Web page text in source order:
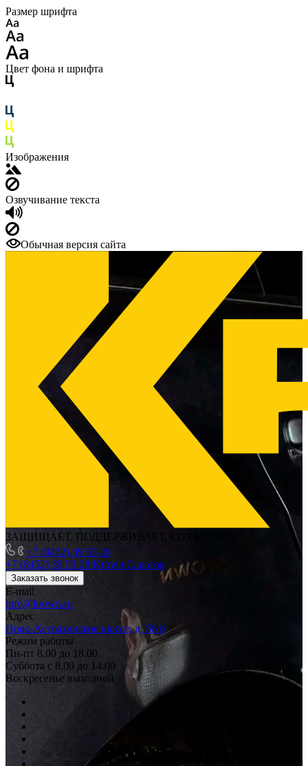
Размер шрифта
Цвет фона и шрифта
Изображения
Озвучивание текста
Обычная версия сайта
ЗАЩИЩАЕТ, ПОДДЕРЖИВАЕТ, СОХРАНЯЕТ
+7 (8452) 39 53 28
+7 (8452) 39 53 28 Krown Саратов
Заказать звонок
E-mail
info@krown.ru
Адрес
Ново-Астраханское шоссе, д. 56 б
Режим работы
Пн-пт 8.00 до 18.00
Суббота с 8.00 до 14.00
Воскресенье выходной